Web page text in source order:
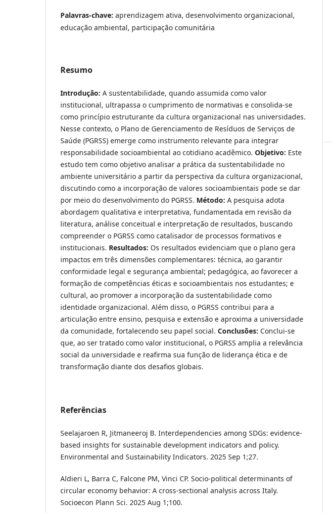
Palavras-chave: aprendizagem ativa, desenvolvimento organizacional,
educação ambiental, participação comunitária
Resumo
Introdução: A sustentabilidade, quando assumida como valor
institucional, ultrapassa o cumprimento de normativas e consolida-se
como princípio estruturante da cultura organizacional nas universidades.
Nesse contexto, o Plano de Gerenciamento de Resíduos de Serviços de
Saúde (PGRSS) emerge como instrumento relevante para integrar
responsabilidade socioambiental ao cotidiano acadêmico. Objetivo: Este
estudo tem como objetivo analisar a prática da sustentabilidade no
ambiente universitário a partir da perspectiva da cultura organizacional,
discutindo como a incorporação de valores socioambientais pode se dar
por meio do desenvolvimento do PGRSS. Método: A pesquisa adota
abordagem qualitativa e interpretativa, fundamentada em revisão da
literatura, análise conceitual e interpretação de resultados, buscando
compreender o PGRSS como catalisador de processos formativos e
institucionais. Resultados: Os resultados evidenciam que o plano gera
impactos em três dimensões complementares: técnica, ao garantir
conformidade legal e segurança ambiental; pedagógica, ao favorecer a
formação de competências éticas e socioambientais nos estudantes; e
cultural, ao promover a incorporação da sustentabilidade como
identidade organizacional. Além disso, o PGRSS contribui para a
articulação entre ensino, pesquisa e extensão e aproxima a universidade
da comunidade, fortalecendo seu papel social. Conclusões: Conclui-se
que, ao ser tratado como valor institucional, o PGRSS amplia a relevância
social da universidade e reafirma sua função de liderança ética e de
transformação diante dos desafios globais.
Referências
Seelajaroen R, Jitmaneeroj B. Interdependencies among SDGs: evidence-
based insights for sustainable development indicators and policy.
Environmental and Sustainability Indicators. 2025 Sep 1;27.
Aldieri L, Barra C, Falcone PM, Vinci CP. Socio-political determinants of
circular economy behavior: A cross-sectional analysis across Italy.
Socioecon Plann Sci. 2025 Aug 1;100.